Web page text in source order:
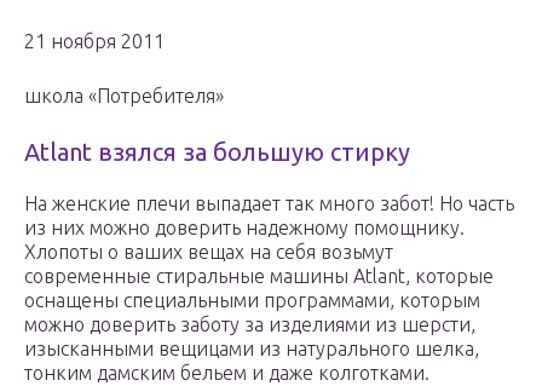
21 ноября 2011
школа «Потребителя»
Atlant взялся за большую стирку
На женские плечи выпадает так много забот! Но часть
из них можно доверить надежному помощнику.
Хлопоты о ваших вещах на себя возьмут
современные стиральные машины Atlant, которые
оснащены специальными программами, которым
можно доверить заботу за изделиями из шерсти,
изысканными вещицами из натурального шелка,
тонким дамским бельем и даже колготками.